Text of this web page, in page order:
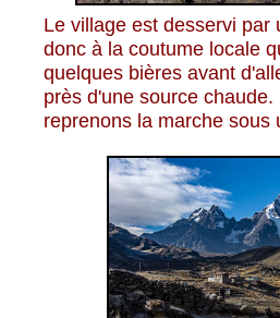
Le village est desservi par
donc à la coutume locale
quelques bières avant
près d'une source
reprenons la marche sous